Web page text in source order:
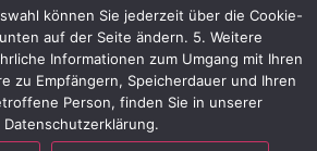
können Sie jederzeit über die Cookie-
auf der Seite ändern. 5. Weitere
Informationen zum Umgang mit Ihren
zu Empfängern, Speicherdauer und Ihren
Person, finden Sie in unserer
Datenschutzerklärung.